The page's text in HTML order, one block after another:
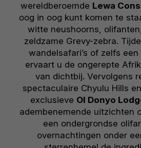
wereldberoemde Lewa
oog in oog kunt komen te
witte neushoorns,
zeldzame Grevy-zebra.
wandelsafari’s of zelfs
ervaart u de ongerepte
van dichtbij. Vervolgens
spectaculaire Chyulu Hills
exclusieve Ol Donyo
adembenemende uitzichten
een ondergrondse
overnachtingen onder